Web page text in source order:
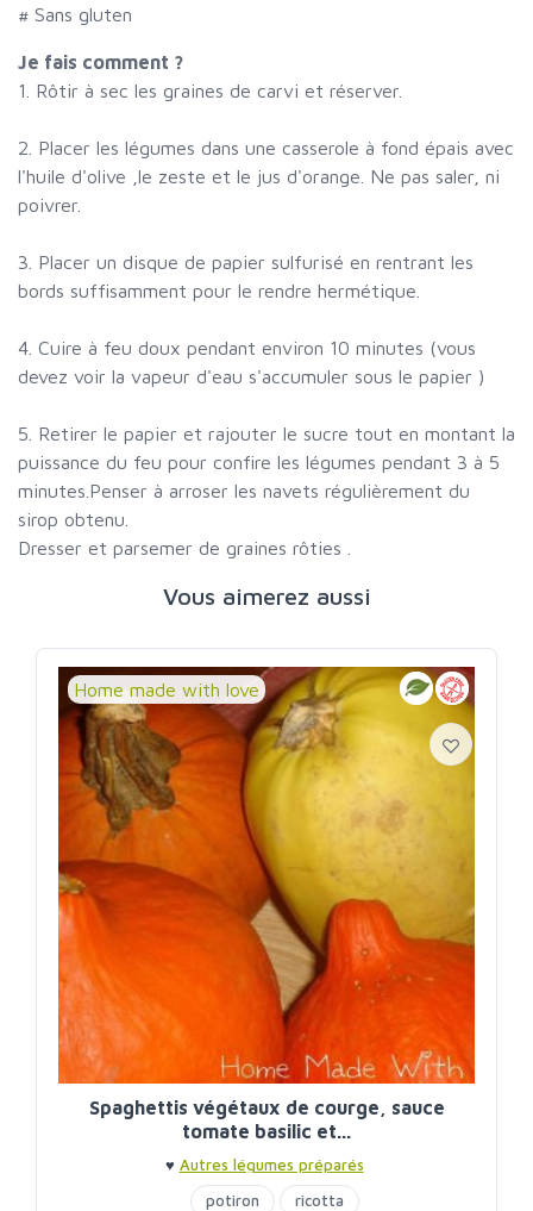
# Sans gluten
Je fais comment ?
1. Rôtir à sec les graines de carvi et réserver.
2. Placer les légumes dans une casserole à fond épais avec
l'huile d'olive ,le zeste et le jus d'orange. Ne pas saler, ni
poivrer.
3. Placer un disque de papier sulfurisé en rentrant les
bords suffisamment pour le rendre hermétique.
4. Cuire à feu doux pendant environ 10 minutes (vous
devez voir la vapeur d'eau s'accumuler sous le papier )
5. Retirer le papier et rajouter le sucre tout en montant la
puissance du feu pour confire les légumes pendant 3 à 5
minutes.Penser à arroser les navets régulièrement du
sirop obtenu.
Dresser et parsemer de graines rôties .
Vous aimerez aussi
Home made with love
Spaghettis végétaux de courge, sauce
tomate basilic et...
♥ Autres légumes préparés
potiron
ricotta